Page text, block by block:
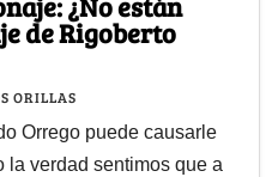
de Rigoberto
ORILLAS
Orrego puede causarle
la verdad sentimos que a